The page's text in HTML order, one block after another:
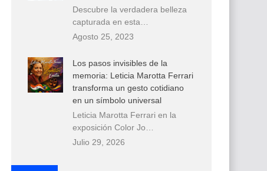
Descubre la verdadera belleza
capturada en esta…
Agosto 25, 2023
Los pasos invisibles de la
memoria: Leticia Marotta Ferrari
transforma un gesto cotidiano
en un símbolo universal
Leticia Marotta Ferrari en la
exposición Color Jo…
Julio 29, 2026